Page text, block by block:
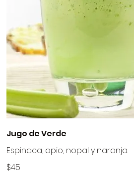
Jugo de Verde
Espinaca, apio, nopal y naranja.
$45